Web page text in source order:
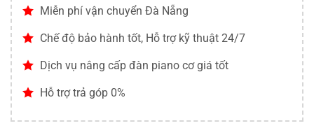
Miễn phí vận chuyển Đà Nẵng
Chế độ bảo hành tốt, Hỗ trợ kỹ thuật 24/7
Dịch vụ nâng cấp đàn piano cơ giá tốt
Hỗ trợ trả góp 0%